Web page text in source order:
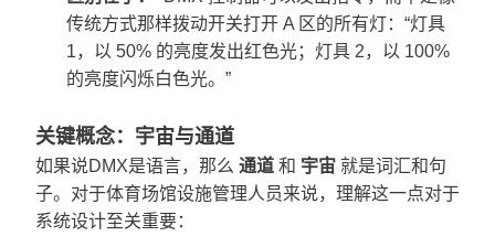
传统方式那样拨动开关打开 A 区的所有灯：“灯具
1，以 50% 的亮度发出红色光；灯具 2，以 100%
的亮度闪烁白色光。”
关键概念：宇宙与通道
如果说DMX是语言，那么 通道 和 宇宙 就是词汇和句
子。对于体育场馆设施管理人员来说，理解这一点对于
系统设计至关重要：